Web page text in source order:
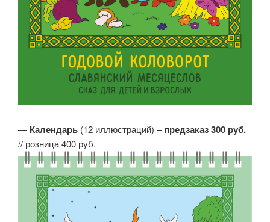
— Календарь (12 иллюстраций) –предзаказ 300 руб.
// розница 400 руб.